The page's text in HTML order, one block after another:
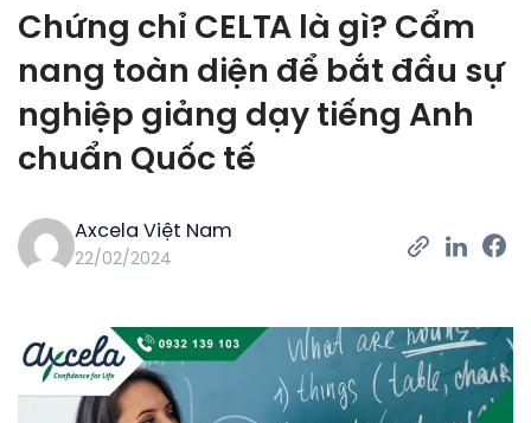
Chứng chỉ CELTA là gì? Cẩm
nang toàn diện để bắt đầu sự
nghiệp giảng dạy tiếng Anh
chuẩn Quốc tế
Axcela Việt Nam
22/02/2024